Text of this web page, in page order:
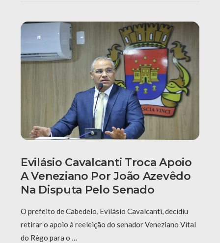
Evilásio Cavalcanti Troca Apoio
A Veneziano Por João Azevêdo
Na Disputa Pelo Senado
O prefeito de Cabedelo, Evilásio Cavalcanti, decidiu
retirar o apoio à reeleição do senador Veneziano Vital
do Rêgo para o …